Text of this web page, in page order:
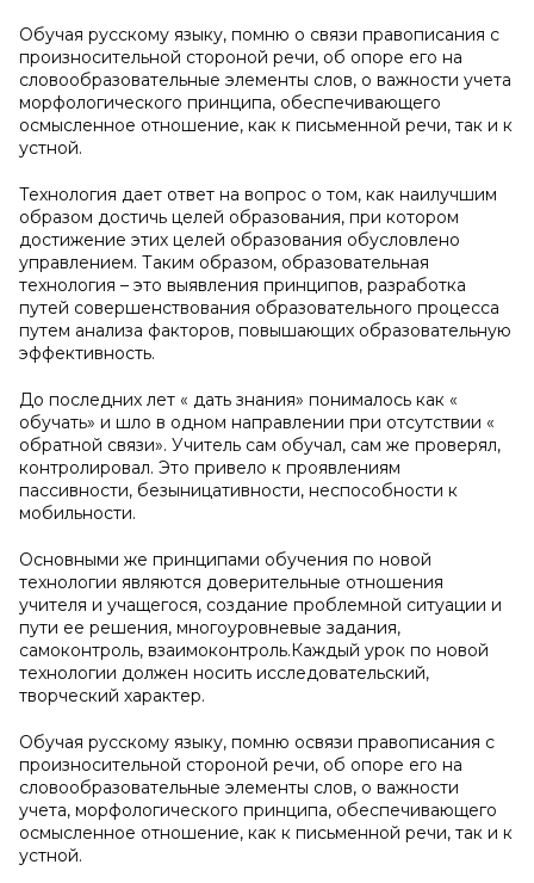
Обучая русскому языку, помню о связи правописания с
произносительной стороной речи, об опоре его на
словообразовательные элементы слов, о важности учета
морфологического принципа, обеспечивающего
осмысленное отношение, как к письменной речи, так и к
устной.
Технология дает ответ на вопрос о том, как наилучшим
образом достичь целей образования, при котором
достижение этих целей образования обусловлено
управлением. Таким образом, образовательная
технология – это выявления принципов, разработка
путей совершенствования образовательного процесса
путем анализа факторов, повышающих образовательную
эффективность.
До последних лет « дать знания» понималось как «
обучать» и шло в одном направлении при отсутствии «
обратной связи». Учитель сам обучал, сам же проверял,
контролировал. Это привело к проявлениям
пассивности, безыницативности, неспособности к
мобильности.
Основными же принципами обучения по новой
технологии являются доверительные отношения
учителя и учащегося, создание проблемной ситуации и
пути ее решения, многоуровневые задания,
самоконтроль, взаимоконтроль.Каждый урок по новой
технологии должен носить исследовательский,
творческий характер.
Обучая русскому языку, помню освязи правописания с
произносительной стороной речи, об опоре его на
словообразовательные элементы слов, о важности
учета, морфологического принципа, обеспечивающего
осмысленное отношение, как к письменной речи, так и к
устной.